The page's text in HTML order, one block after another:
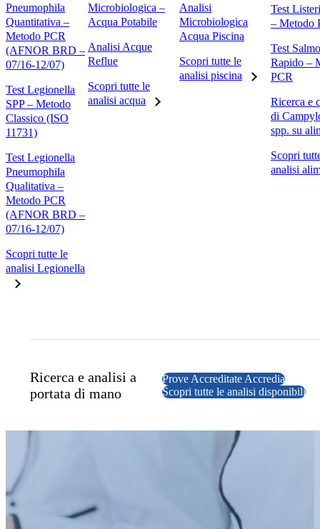
Pneumophila
Quantitativa –
Metodo PCR
(AFNOR BRD –
07/16-12/07)
Test Legionella
SPP – Metodo
Classico (ISO
11731)
Test Legionella
Pneumophila
Qualitativa –
Metodo PCR
(AFNOR BRD –
07/16-12/07)
Scopri tutte le
analisi Legionella
Microbiologica –
Acqua Potabile
Analisi Acque
Reflue
Scopri tutte le
analisi acqua
Analisi
Microbiologica
Acqua Piscina
Scopri tutte le
analisi piscina
Test
– Metodo
Test
Rapido –
PCR
Ricerca e
di
spp. su
Scopri
analisi
Ricerca e analisi a
portata di mano
Prove Accreditate Accredia
Scopri tutte le analisi disponibili